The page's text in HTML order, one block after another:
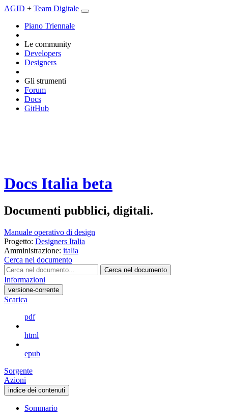
AGID + Team Digitale
Piano Triennale
Le community
Developers
Designers
Gli strumenti
Forum
Docs
GitHub
Docs Italia beta
Documenti pubblici, digitali.
Manuale operativo di design
Progetto: Designers Italia
Amministrazione: italia
Cerca nel documento
Cerca nel documento
Informazioni
versione-corrente
Scarica
pdf
html
epub
Sorgente
Azioni
indice dei contenuti
Sommario